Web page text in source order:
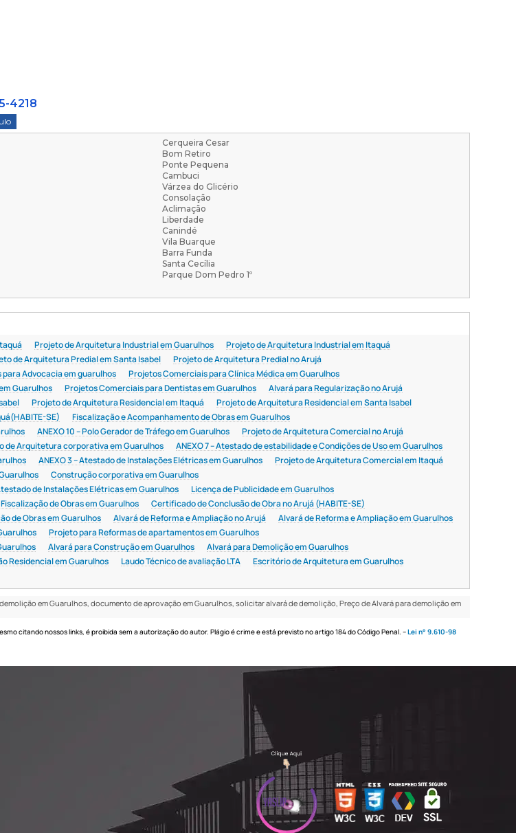
4218
Cerqueira Cesar
Bom Retiro
Ponte Pequena
Cambuci
Várzea do Glicério
Consolação
Aclimação
Liberdade
Canindé
Vila Buarque
Barra Funda
Santa Cecília
Parque Dom Pedro 1º
Projeto de Arquitetura Industrial em Guarulhos
Projeto de Arquitetura Industrial em Itaquá
de Arquitetura Predial em Santa Isabel
Projeto de Arquitetura Predial no Arujá
Advocacia em guarulhos
Projetos Comerciais para Clínica Médica em Guarulhos
Guarulhos Projetos Comerciais para Dentistas em Guarulhos
Alvará para Regularização no Arujá
Projeto de Arquitetura Residencial em Itaquá
Projeto de Arquitetura Residencial em Santa Isabel
SE)
Fiscalização e Acompanhamento de Obras em Guarulhos
ANEXO 10 – Polo Gerador de Tráfego em Guarulhos
Projeto de Arquitetura Comercial no Arujá
de Arquitetura corporativa em Guarulhos
ANEXO 7 – Atestado de estabilidade e Condições de Uso em Guarulhos
ANEXO 3 – Atestado de Instalações Elétricas em Guarulhos
Projeto de Arquitetura Comercial em Itaquá
Construção corporativa em Guarulhos
de Instalações Elétricas em Guarulhos
Licença de Publicidade em Guarulhos
Fiscalização de Obras em Guarulhos
Certificado de Conclusão de Obra no Arujá (HABITE-SE)
de Obras em Guarulhos Alvará de Reforma e Ampliação no Arujá
Alvará de Reforma e Ampliação em Guarulhos
Projeto para Reformas de apartamentos em Guarulhos
Alvará para Construção em Guarulhos
Alvará para Demolição em Guarulhos
Residencial em Guarulhos Laudo Técnico de avaliação LTA
Escritório de Arquitetura em Guarulhos
em Guarulhos, documento de aprovação em Guarulhos, solicitar alvará de demolição, Preço de Alvará para demolição em
citando nossos links, é proibida sem a autorização do autor. Plágio é crime e está previsto no artigo 184 do Código Penal. –Lei n° 9.610-98